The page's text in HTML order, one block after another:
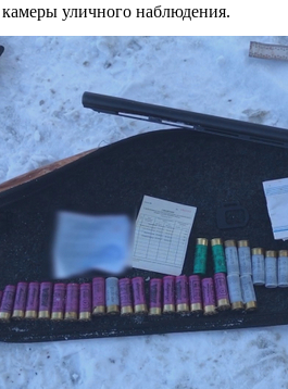
камеры уличного наблюдения.